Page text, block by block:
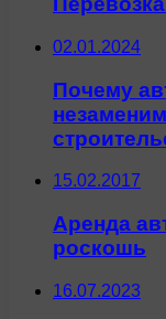
02.01.2024
Почему
15.02.2017
Аренда
роскошь
16.07.2023